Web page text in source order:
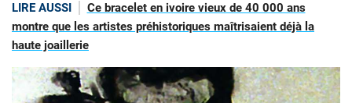
LIRE AUSSI
Ce bracelet en ivoire vieux de 40 000 ans
montre que les artistes préhistoriques maîtrisaient déjà la
haute joaillerie